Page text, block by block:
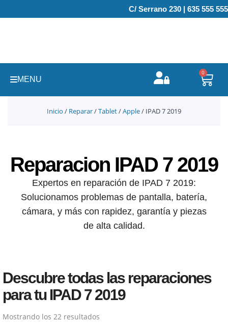
al
C/ Serrano 230 | 635 555 555
MENU
0
Inicio / Reparar/Tablet/Apple/ IPAD 7 2019
Reparacion IPAD 7 2019
Expertos en reparación de IPAD 7 2019:
Solucionamos problemas de pantalla, batería,
cámara, y más con rapidez, garantía y piezas
de alta calidad.
Descubre todas las reparaciones
para tu IPAD 7 2019
Mostrando los 22 resultados